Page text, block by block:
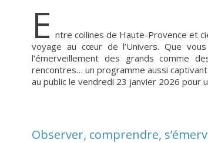
E ntre collines de Haute-Provence et
voyage au cœur de l’Univers. Que
l’émerveillement des grands comme
rencontres… un programme aussi
au public le vendredi 23 janvier 2026 pour
Observer, comprendre,